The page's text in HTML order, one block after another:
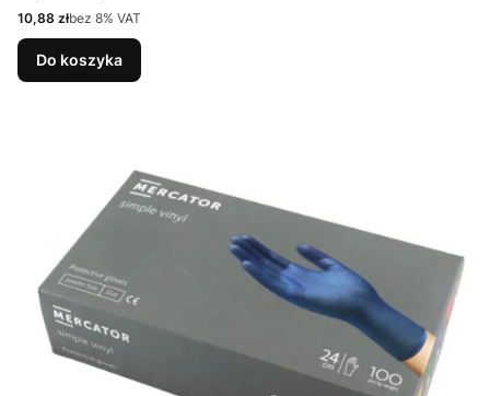
Cena netto
10,88 złbez 8% VAT
Do koszyka